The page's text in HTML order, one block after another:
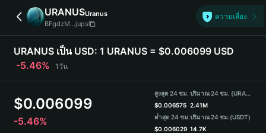
简体中文
繁體中文
Português (Portugal)
Bahasa Indonesia
ภาษาไทย
हिन्दी
Español
Português (Brasil)
URANUSUranus
BFgdzM...jups
ความเสี่ยง
URANUS เป็น USD: 1 URANUS = $0.006099 USD
-5.46%
1วัน
$0.006099
-5.46%
สูงสุด 24 ชม.
$0.006575
ต่ำสุด 24 ชม.
$0.006029
ปริมาณ 24 ชม. (URANUS)
2.41M
ปริมาณ 24 ชม.(USDT)
14.7K